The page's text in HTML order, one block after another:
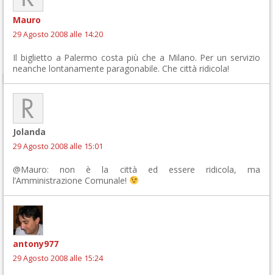
Mauro
29 Agosto 2008 alle 14:20
Il biglietto a Palermo costa più che a Milano. Per un servizio
neanche lontanamente paragonabile. Che città ridicola!
Jolanda
29 Agosto 2008 alle 15:01
@Mauro: non è la città ed essere ridicola, ma
l’Amministrazione Comunale!
antony977
29 Agosto 2008 alle 15:24